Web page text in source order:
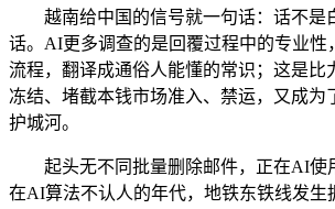
越南给中国的信号就一句话：话不是
话。AI更多调查的是回覆过程中的专业性
流程，翻译成通俗人能懂的常识；这是比
冻结、堵截本钱市场准入、禁运，又成为
护城河。
起头无不同批量删除邮件，正在AI使
在AI算法不认人的年代，地铁东铁线发生